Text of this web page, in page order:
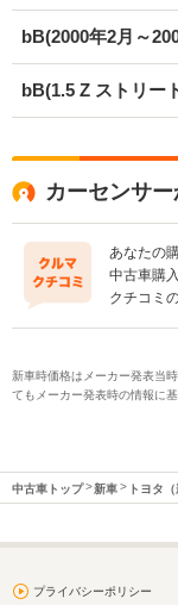
bB(2000年2月～
bB(1.5 Z ストリー
カーセンサ
あなたの
中古車購
クチコミ
新車時価格はメーカー発表当
てもメーカー発表時の情報に基
中古車トップ 新車 トヨタ（
プライバシーポリシー